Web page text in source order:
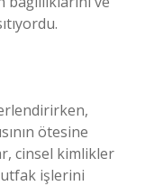
ötesine
cinsel kimlikler
işlerini